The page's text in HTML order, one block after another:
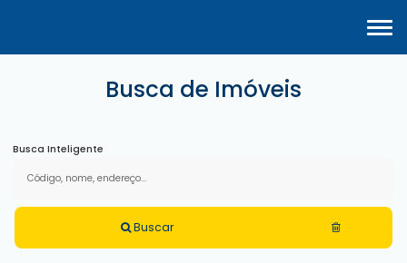
Busca de Imóveis
Busca Inteligente
Buscar